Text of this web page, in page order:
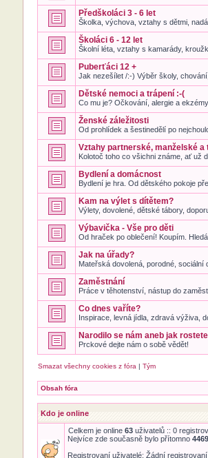
Předškoláci 3 - 6 let
Školka, výchova, vztahy s dětmi,
Školáci 6 - 12 let
Školní léta, vztahy s kamarády,
Puberťáci 12 +
Jak nezešílet /:-) Výběr školy,
Dětské nemoci a trápení :-(
Co mu je? Očkování, alergie a
Ženské záležitosti
Od prohlídek a šestinedělí po
Vztahy partnerské, manželské a
Kolotoč toho co všichni známe, ať už
Bydlení a domácnost
Bydlení je hra. Od dětského pokoje
Kam na výlet s dítětem?
Výlety, dovolené, dětské tábory,
Výbavička - Vše pro děti
Od hraček po oblečení! Koupím.
Jak na úřady?
Mateřská dovolená, porodné,
Zaměstnání
Práce v těhotenství, nástup do
Co dnes vaříte?
Inspirace, levná jídla, zdravá výživa,
Narodilo se nám aneb jak
Prckové dejte nám o sobě vědět!
Smazat všechny cookies z fóra | Tým
Obsah fóra
Kdo je online
Celkem je online 63uživatelů :: 0
Nejvíce zde současně bylo přítomno 4469
Registrovaní uživatelé: Žádní